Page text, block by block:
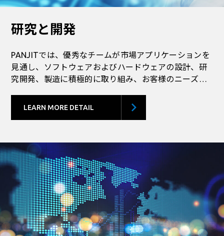
研究と開発
PANJITでは、優秀なチームが市場アプリケーションを
見通し、ソフトウェアおよびハードウェアの設計、研
究開発、製造に積極的に取り組み、お客様のニーズと
を続けています。
LEARN MORE DETAIL